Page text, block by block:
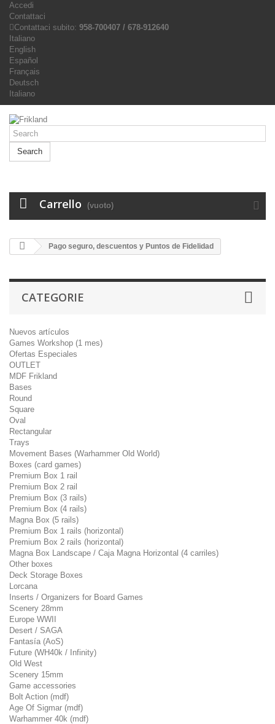
Accedi
Contattaci
Contattaci subito: 958-700407 / 678-912640
Italiano
English
Español
Français
Deutsch
Italiano
Search
Carrello (vuoto)
Pago seguro, descuentos y Puntos de Fidelidad
CATEGORIE
Nuevos artículos
Games Workshop (1 mes)
Ofertas Especiales
OUTLET
MDF Frikland
Bases
Round
Square
Oval
Rectangular
Trays
Movement Bases (Warhammer Old World)
Boxes (card games)
Premium Box 1 rail
Premium Box 2 rail
Premium Box (3 rails)
Premium Box (4 rails)
Magna Box (5 rails)
Premium Box 1 rails (horizontal)
Premium Box 2 rails (horizontal)
Magna Box Landscape / Caja Magna Horizontal (4 carriles)
Other boxes
Deck Storage Boxes
Lorcana
Inserts / Organizers for Board Games
Scenery 28mm
Europe WWII
Desert / SAGA
Fantasía (AoS)
Future (WH40k / Infinity)
Old West
Scenery 15mm
Game accessories
Bolt Action (mdf)
Age Of Sigmar (mdf)
Warhammer 40k (mdf)